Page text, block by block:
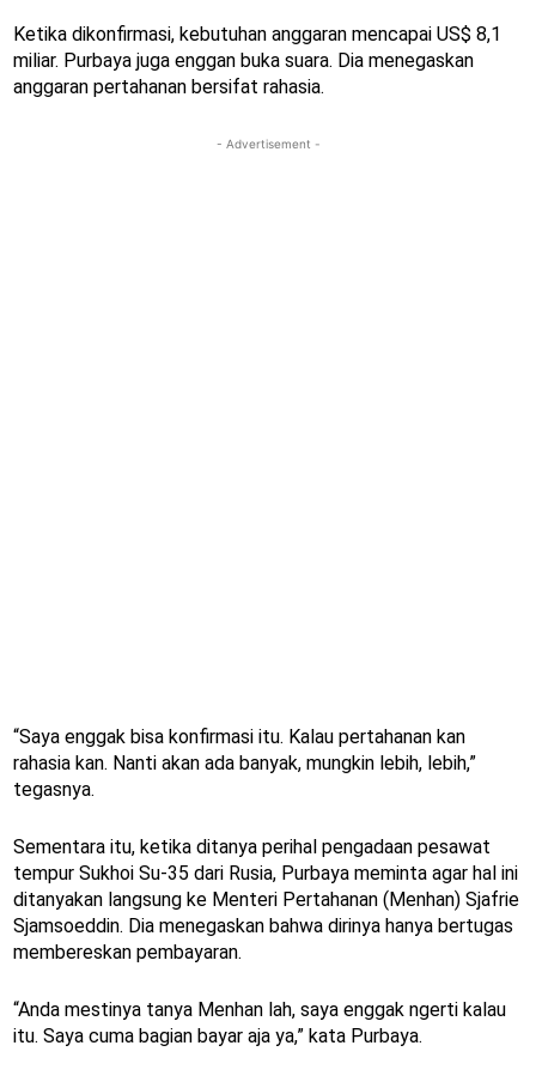
Ketika dikonfirmasi, kebutuhan anggaran mencapai US$ 8,1
miliar. Purbaya juga enggan buka suara. Dia menegaskan
anggaran pertahanan bersifat rahasia.
- Advertisement -
“Saya enggak bisa konfirmasi itu. Kalau pertahanan kan
rahasia kan. Nanti akan ada banyak, mungkin lebih, lebih,”
tegasnya.
Sementara itu, ketika ditanya perihal pengadaan pesawat
tempur Sukhoi Su-35 dari Rusia, Purbaya meminta agar hal ini
ditanyakan langsung ke Menteri Pertahanan (Menhan) Sjafrie
Sjamsoeddin. Dia menegaskan bahwa dirinya hanya bertugas
membereskan pembayaran.
“Anda mestinya tanya Menhan lah, saya enggak ngerti kalau
itu. Saya cuma bagian bayar aja ya,” kata Purbaya.